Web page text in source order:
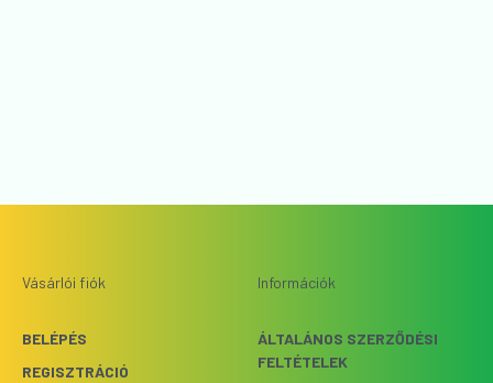
Vásárlói fiók
BELÉPÉS
REGISZTRÁCIÓ
Információk
ÁLTALÁNOS SZERZŐDÉSI
FELTÉTELEK